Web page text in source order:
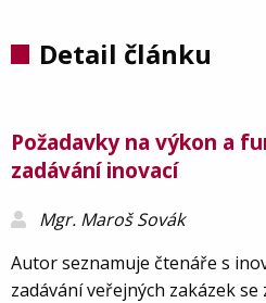
Detail článku
Požadavky na výkon a
zadávání inovací
Mgr. Maroš Sovák
Autor seznamuje čtenáře s
zadávání veřejných zakázek